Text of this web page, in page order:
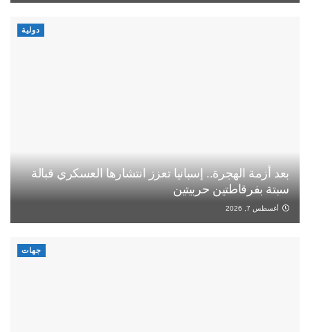
دولية
بعد أزمة الهجرة.. إسبانيا تعزز انتشارها العسكري قبالة
سبتة بفرقاطتين حربيتين
أغسطس 7, 2026
جهات